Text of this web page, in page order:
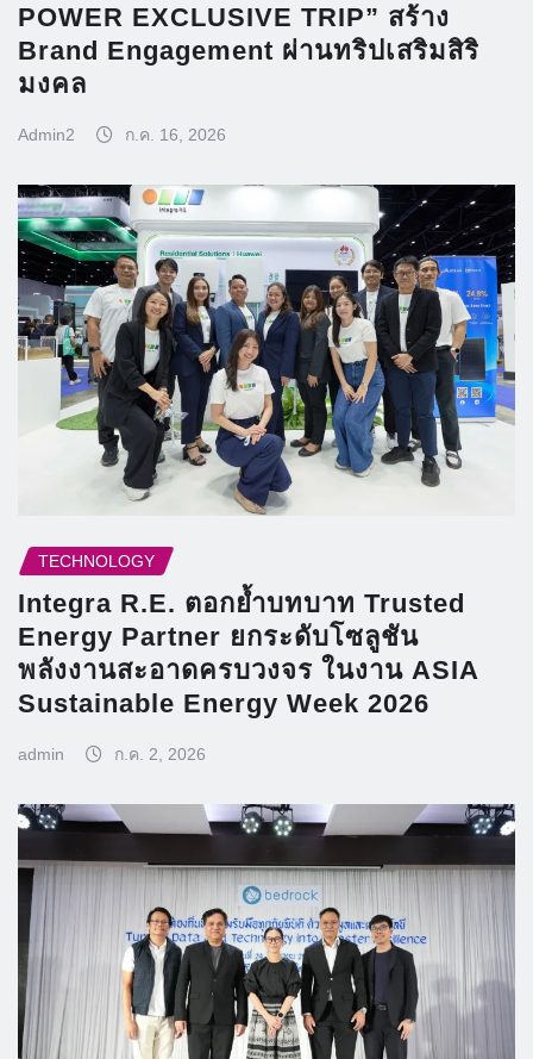
POWER EXCLUSIVE TRIP” สร้าง
Brand Engagement ผ่านทริปเสริมสิริ
มงคล
Admin2 ก.ค. 16, 2026
TECHNOLOGY
Integra R.E. ตอกย้ำบทบาท Trusted
Energy Partner ยกระดับโซลูชัน
พลังงานสะอาดครบวงจร ในงาน ASIA
Sustainable Energy Week 2026
admin ก.ค. 2, 2026